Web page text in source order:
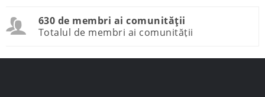
630 de membri ai comunității
Totalul de membri ai comunității